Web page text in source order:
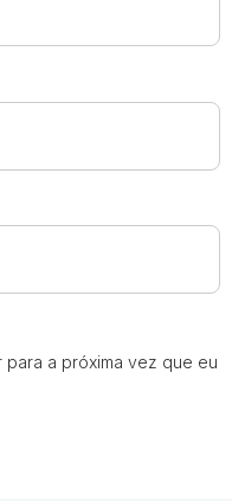
a próxima vez que eu